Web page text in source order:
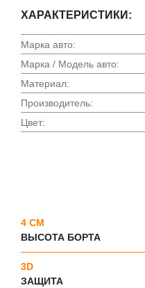
ХАРАКТЕРИСТИКИ:
Марка авто:
Марка / Модель авто:
Материал:
Производитель:
Цвет:
4 СМ
ВЫСОТА БОРТА
3D
ЗАЩИТА